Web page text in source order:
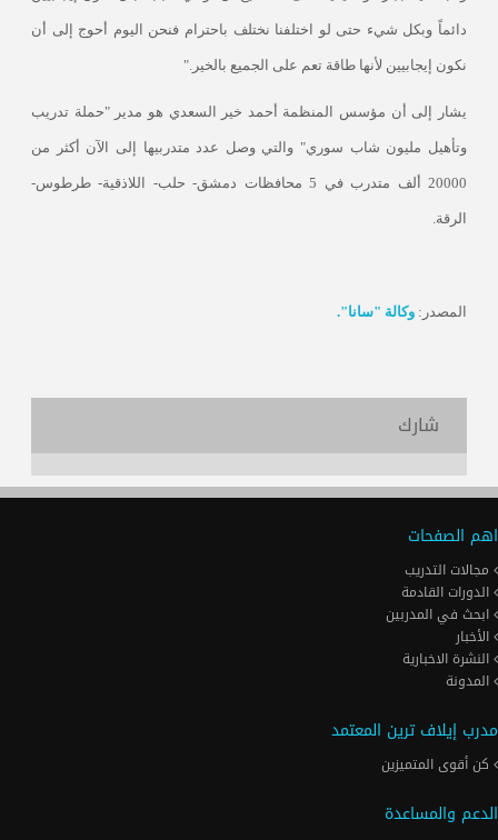
دائماً وبكل شيء حتى لو اختلفنا نختلف باحترام فنحن اليوم أحوج إلى أن
نكون إيجابيين لأنها طاقة تعم على الجميع بالخير ".
يشار إلى أن مؤسس المنظمة أحمد خير السعدي هو مدير "حملة تدريب
وتأهيل مليون شاب سوري" والتي وصل عدد متدربيها إلى الآن أكثر من
20000 ألف متدرب في 5 محافظات دمشق- حلب- اللاذقية- طرطوس-
الرقة.
المصدر: وكالة "سانا".
شارك
اهم الصفحات
مجالات التدريب
الدورات القادمة
ابحث في المدربين
الأخبار
النشرة الاخبارية
المدونة
مدرب إيلاف ترين المعتمد
كن أقوى المتميزين
الدعم والمساعدة